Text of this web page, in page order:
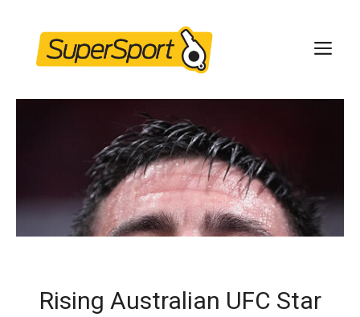
content
Rising Australian UFC Star